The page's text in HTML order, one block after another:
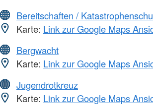
Bereitschaften /
Karte: Link zur Google Maps
Bergwacht
Karte: Link zur Google Maps
Jugendrotkreuz
Karte: Link zur Google Maps